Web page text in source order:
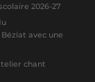
2026-27
avec une
chant